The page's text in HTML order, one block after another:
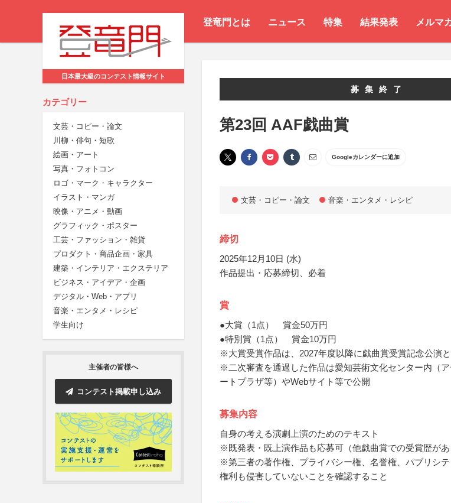
登竜門とは ニュース 特集 結果発表 メルマ
日本最大級のコンテスト情報サイト
カテゴリー
文芸・コピー・論文
川柳・俳句・短歌
絵画・アート
写真・フォトコン
ロゴ・マーク・キャラクター
イラスト・マンガ
映像・アニメ・動画
グラフィック・ポスター
工芸・ファッション・雑貨
プロダクト・商品企画・家具
建築・インテリア・エクステリア
ビジネス・アイデア・企画
デジタル・Web・アプリ
音楽・エンタメ・レシピ
学生向け
主催者の皆様へ
コンテスト掲載申し込み
募集終了
第23回 AAF戯曲賞
Googleカレンダーに追加
文芸・コピー・論文 音楽・エンタメ・レシピ
締切
2025年12月10日 (水)
作品提出・応募締切、必着
賞
●大賞（1点） 賞金50万円
●特別賞（1点） 賞金10万円
※大賞受賞作品は、2027年度以降に戯曲賞受賞記念公演
※二次審査を通過した作品は愛知芸術文化センター内（
ートプラザ等）やWebサイト等で公開
募集内容
自身の考える演劇上演のためのテキスト
※既発表・既上演作品も応募可（他戯曲賞での受賞歴があ
※第三者の著作権、プライバシー権、名誉権、パブリシ
権利も侵害していないことを確認すること